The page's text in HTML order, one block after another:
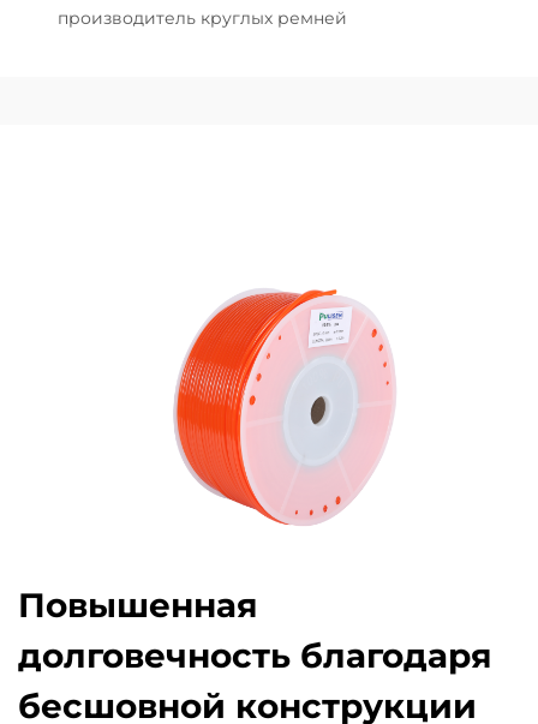
производитель круглых ремней
Повышенная
долговечность благодаря
бесшовной конструкции